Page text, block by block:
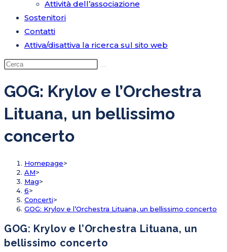
Attività dell’associazione
Sostenitori
Contatti
Attiva/disattiva la ricerca sul sito web
GOG: Krylov e l’Orchestra
Lituana, un bellissimo
concerto
Homepage>
AM>
Mag>
6>
Concerti>
GOG: Krylov e l’Orchestra Lituana, un bellissimo concerto
GOG: Krylov e l’Orchestra Lituana, un
bellissimo concerto